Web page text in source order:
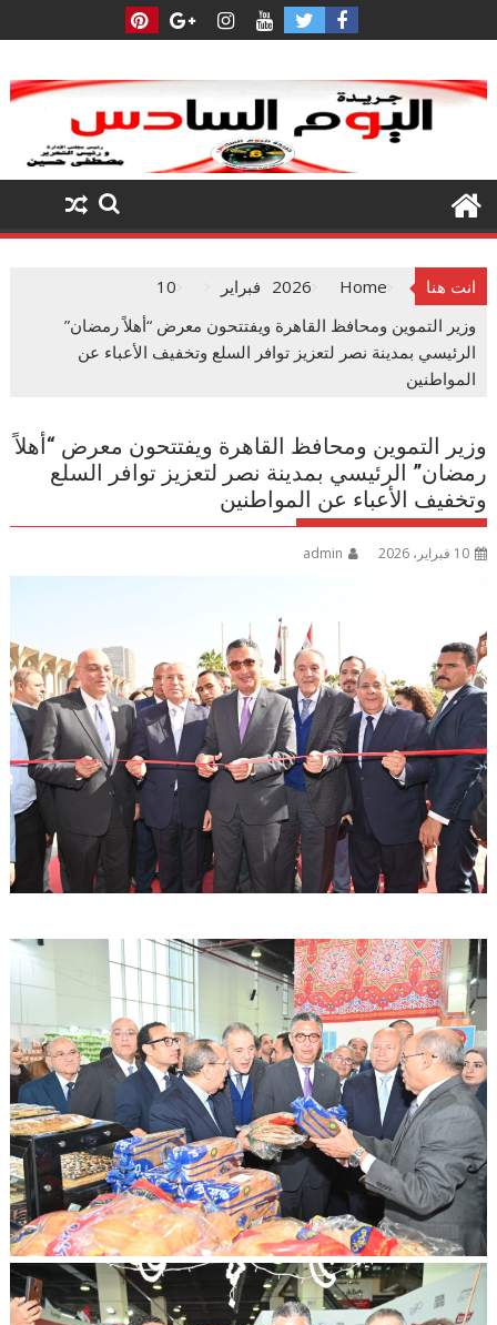
to
انت هنا Home
2026 فبراير
10
وزير التموين ومحافظ القاهرة ويفتتحون معرض “أهلاً رمضان”
الرئيسي بمدينة نصر لتعزيز توافر السلع وتخفيف الأعباء عن
المواطنين
وزير التموين ومحافظ القاهرة ويفتتحون معرض “أهلاً
رمضان” الرئيسي بمدينة نصر لتعزيز توافر السلع
وتخفيف الأعباء عن المواطنين
10 فبراير، 2026 admin